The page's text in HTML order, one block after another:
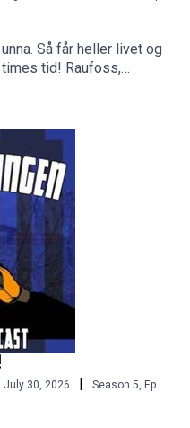
Så får heller livet og
tid! Raufoss,
deg billett mot Lyn
July 30, 2026 Season 5, Ep.